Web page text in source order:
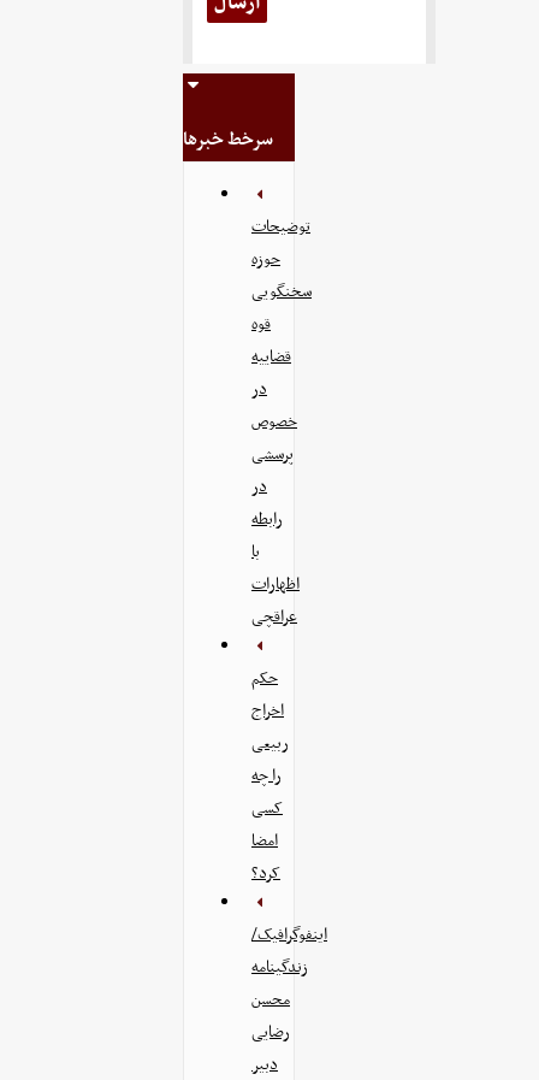
سرخط خبرها
توضیحات
حوزه
سخنگویی
قوه
قضاییه
در
خصوص
پرسشی
در
رابطه
با
اظهارات
عراقچی
حکم
اخراج
ربیعی
را چه
کسی
امضا
کرد؟
اینفوگرافیک/
زندگینامه
محسن
رضایی
دبیر